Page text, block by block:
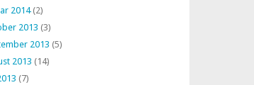
2014(2)
2013 (3)
2013 (5)
2013 (14)
(7)